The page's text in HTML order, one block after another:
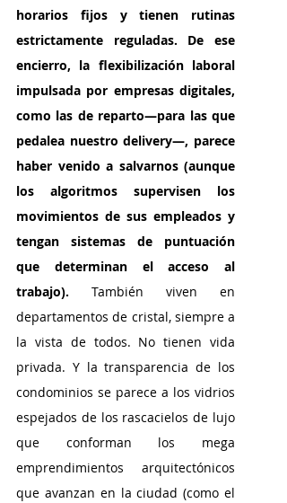
horarios fijos y tienen rutinas
estrictamente reguladas. De ese
encierro, la flexibilización laboral
impulsada por empresas digitales,
como las de reparto—para las que
pedalea nuestro delivery—, parece
haber venido a salvarnos (aunque
los algoritmos supervisen los
movimientos de sus empleados y
tengan sistemas de puntuación
que determinan el acceso al
trabajo). También viven en
departamentos de cristal, siempre a
la vista de todos. No tienen vida
privada. Y la transparencia de los
condominios se parece a los vidrios
espejados de los rascacielos de lujo
que conforman los mega
emprendimientos arquitectónicos
que avanzan en la ciudad (como el